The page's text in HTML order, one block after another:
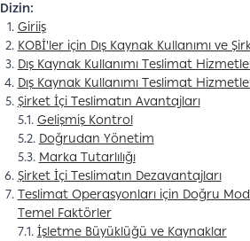
Dizin:
Giriiş
KOBİ'ler için Dış Kaynak Kullanımı ve
Dış Kaynak Kullanımı Teslimat
Dış Kaynak Kullanımı Teslimat
Şirket İçi Teslimatın Avantajları
5.1. Gelişmiş Kontrol
5.2. Doğrudan Yönetim
5.3. Marka Tutarlılığı
Şirket İçi Teslimatın Dezavantajları
Teslimat Operasyonları için Doğru
Temel Faktörler
7.1. İşletme Büyüklüğü ve Kaynaklar